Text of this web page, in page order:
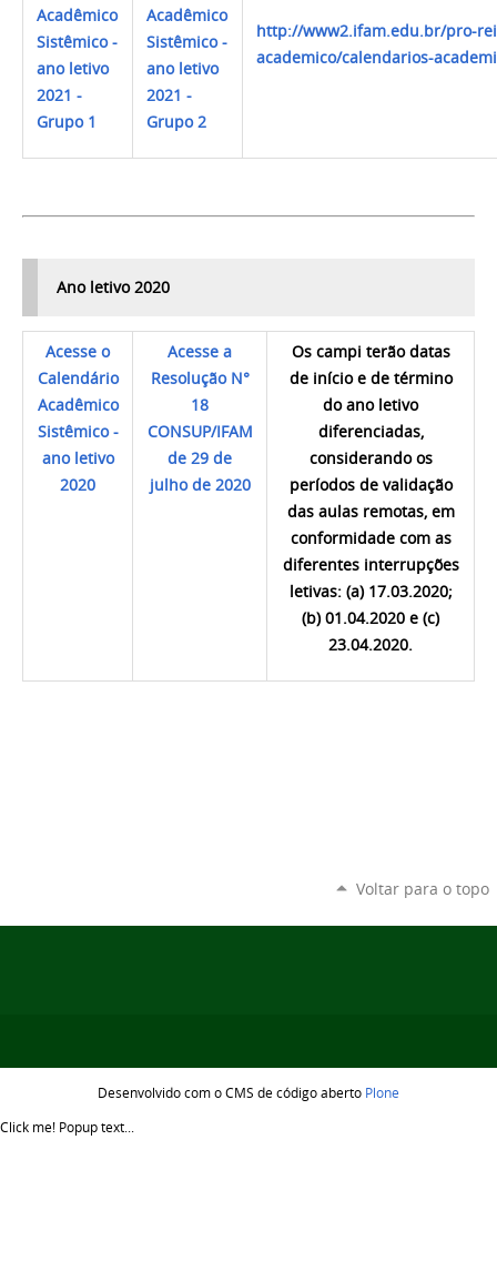
Acadêmico
Sistêmico -
ano letivo
2021 -
Grupo 1
Acadêmico
Sistêmico -
ano letivo
2021 -
Grupo 2
http://www2.ifam.edu.br/pro-
academico/calendarios-
Ano letivo 2020
Acesse o
Calendário
Acadêmico
Sistêmico -
ano letivo
2020
Acesse a
Resolução N°
18
CONSUP/IFAM
de 29 de
julho de 2020
Oscampi terãodatas
de inícioe detérmino
doano letivo
diferenciadas,
considerandoos
períodos de validação
das aulas remotas, em
conformidade comas
diferentes interrupções
letivas: (a) 17.03.2020;
(b)01.04.2020 e (c)
23.04.2020.
Voltar para o topo
Desenvolvido com o CMS de código aberto Plone
Click me! Popup text...